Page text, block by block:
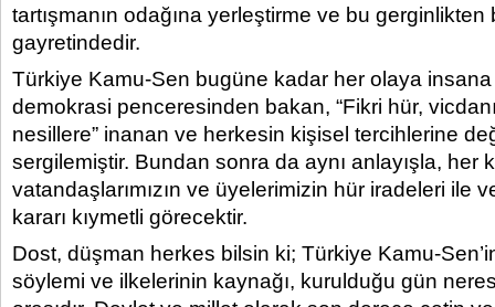
tartışmanın odağına yerleştirme ve bu
gayretindedir.
Türkiye Kamu-Sen bugüne kadar her olaya insana
demokrasi penceresinden bakan, “Fikri hür,
nesillere” inanan ve herkesin kişisel tercihlerine
sergilemiştir. Bundan sonra da aynı anlayışla, her
vatandaşlarımızın ve üyelerimizin hür iradeleri ile
kararı kıymetli görecektir.
Dost, düşman herkes bilsin ki; Türkiye Kamu-
söylemi ve ilkelerinin kaynağı, kurulduğu gün